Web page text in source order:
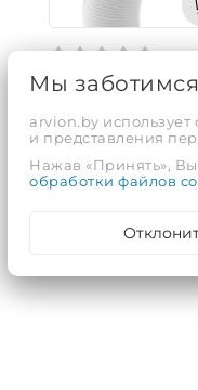
S1010 Сифон
гофротрубой
Код: 729074
17,13 руб.
Мы
arvion.by
и представления
Нажав «Принять», Вы
обработки файлов